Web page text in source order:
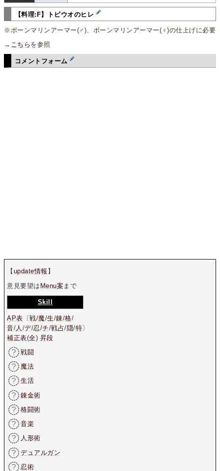
【料理:F】トビウオのヒレ
※ボーンマリンアーマー(♂)、ボーンマリンアーマー(♀)の仕上げに必要
→ こちら を参照
コメントフォーム
【 update情報 】
意見要望は Menu案 まで
Skill
AP表 〔戦/魔/生/錬/格/
音/ 人 /デ/忍/チ/戦占/隠/特〕
補正表(全) 昇段
戦闘
魔法
生活
錬金術
格闘術
音楽
人形術
デュアルガン
忍術